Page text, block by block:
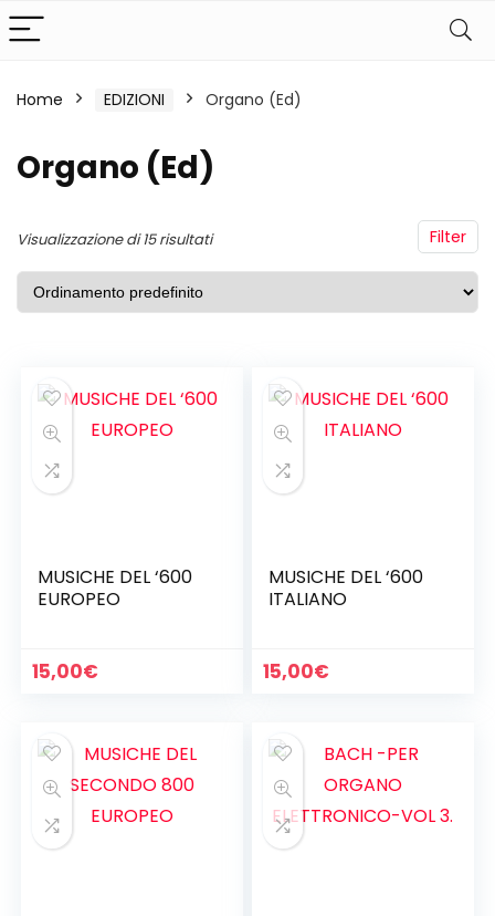
Home EDIZIONI Organo (Ed)
Organo (Ed)
Filter
Visualizzazione di 15 risultati
MUSICHE DEL ‘600
EUROPEO
15,00€
MUSICHE DEL ‘600
ITALIANO
15,00€